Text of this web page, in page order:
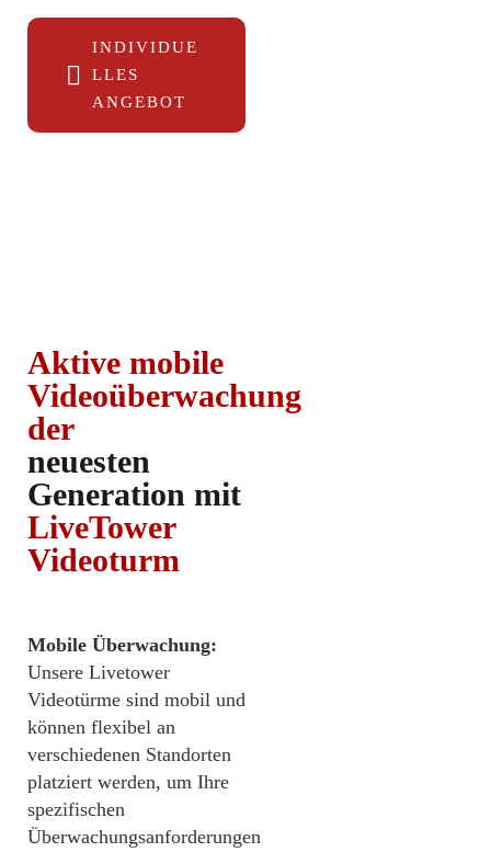
INDIVIDUE
LLES
ANGEBOT
Aktive mobile
Videoüberwachung
der
neuesten
Generation mit
LiveTower
Videoturm
Mobile Überwachung:
Unsere Livetower
Videotürme sind mobil und
können flexibel an
verschiedenen Standorten
platziert werden, um Ihre
spezifischen
Überwachungsanforderungen